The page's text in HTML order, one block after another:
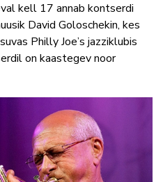
kell 17 annab kontserdi
David Goloschekin, kes
Philly Joe’s jazziklubis
on kaastegev noor